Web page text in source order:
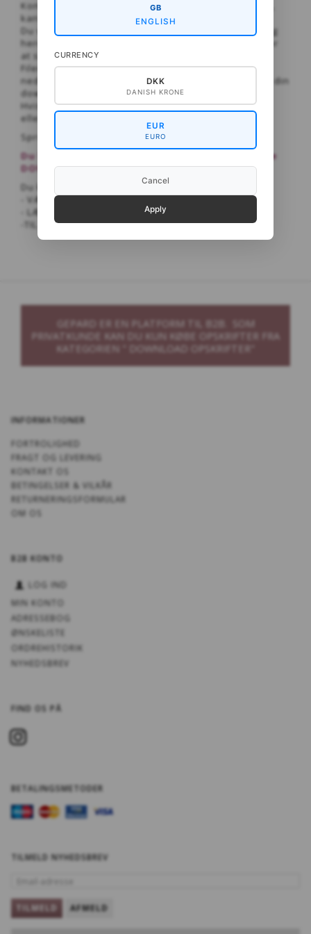
Kontrollér din mailadresse, for hvis der er fejl i den,
kan vi ikke hjælpe dig!
Du vil kunne se en overskrift med ordene ”Hent:”, og
herunder ligger et blåt link, som du skal klikke på for
at sætte gang i din download.
Filen vil herefter enten lægge sig som en bjælke
nederst i din browser, eller du vil kunne finde den i din
download-folder.
Hvis det ikke fungerer at hente opskriften på mobil
eller Ipad, så forsøg venligst på pc.
Sprog: Dansk og engelsk
Du behøver ikke at oprette en konto til at købe
DOWNLOAD OPSKRIFTER!
Du kan købe opskrifter som PDF i 3 nemme trin:
- VÆLG de ønskede opskrift
- LÆG I KURV
-TIL KASSEN - til nem og hurtig betaling
GEPARD ER EN PLATFORM TIL B2B. SOM
PRIVATKUNDE KAN DU KUN KØBE OPSKRIFTER FRA
KATEGORIEN " DOWNLOAD OPSKRIFTER"
INFORMATIONER
FORTROLIGHED
FRAGT OG LEVERING
KONTAKT OS
BETINGELSER & VILKÅR
RETURNERINGSFORMULAR
OM OS
B2B KONTO
LOG IND
MIN KONTO
ADRESSEBOG
ØNSKELISTE
ORDREHISTORIK
NYHEDSBREV
FIND OS PÅ
BETALINGSMETODER
TILMELD NYHEDSBREV
TILMELD AFMELD
GB
ENGLISH
CURRENCY
DKK
DANISH KRONE
EUR
EURO
Cancel
Apply